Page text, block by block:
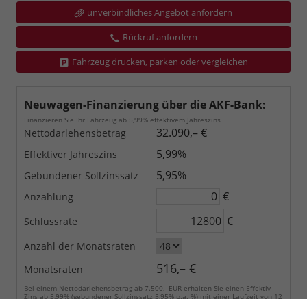
unverbindliches Angebot anfordern
Rückruf anfordern
Fahrzeug drucken, parken oder vergleichen
Neuwagen-Finanzierung über die AKF-Bank:
Finanzieren Sie Ihr Fahrzeug ab 5,99% effektivem Jahreszins
Nettodarlehensbetrag 32.090,– €
Effektiver Jahreszins 5,99%
Gebundener Sollzinssatz 5,95%
Anzahlung €
Schlussrate €
Anzahl der Monatsraten
Monatsraten
516,– €
Bei einem Nettodarlehensbetrag ab 7.500,- EUR erhalten Sie einen Effektiv-
Zins ab 5,99% (gebundener Sollzinssatz 5,95% p.a. %) mit einer Laufzeit von 12